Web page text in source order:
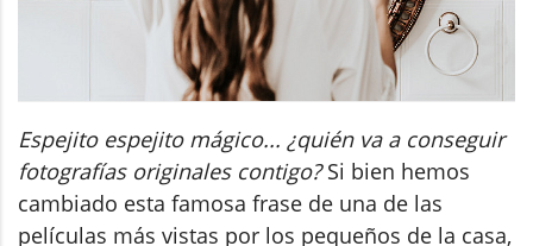
Espejito espejito mágico... ¿quién va a conseguir
fotografías originales contigo?Si bien hemos
cambiado esta famosa frase de una de las
películas más vistas por los pequeños de la casa,